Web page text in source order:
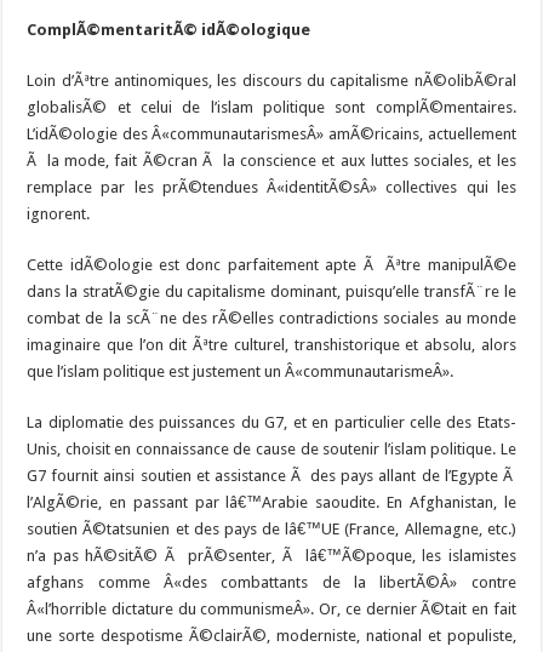
ComplÃ©mentaritÃ© idÃ©ologique
Loin d’Ãªtre antinomiques, les discours du capitalisme nÃ©olibÃ©ral
globalisÃ© et celui de l’islam politique sont complÃ©mentaires.
L’idÃ©ologie des Â«communautarismesÂ» amÃ©ricains, actuellement
Ã la mode, fait Ã©cran Ã la conscience et aux luttes sociales, et les
remplace par les prÃ©tendues Â«identitÃ©sÂ» collectives qui les
ignorent.
Cette idÃ©ologie est donc parfaitement apte Ã Ãªtre manipulÃ©e
dans la stratÃ©gie du capitalisme dominant, puisqu’elle transfÃ¨re le
combat de la scÃ¨ne des rÃ©elles contradictions sociales au monde
imaginaire que l’on dit Ãªtre culturel, transhistorique et absolu, alors
que l’islam politique est justement un Â«communautarismeÂ».
La diplomatie des puissances du G7, et en particulier celle des Etats-
Unis, choisit en connaissance de cause de soutenir l’islam politique. Le
G7 fournit ainsi soutien et assistance Ã des pays allant de l’Egypte Ã
l’AlgÃ©rie, en passant par lâ€™Arabie saoudite. En Afghanistan, le
soutien Ã©tatsunien et des pays de lâ€™UE (France, Allemagne, etc.)
n’a pas hÃ©sitÃ© Ã prÃ©senter, Ã lâ€™Ã©poque, les islamistes
afghans comme Â«des combattants de la libertÃ©Â» contre
Â«l’horrible dictature du communismeÂ». Or, ce dernier Ã©tait en fait
une sorte despotisme Ã©clairÃ©, moderniste, national et populiste,